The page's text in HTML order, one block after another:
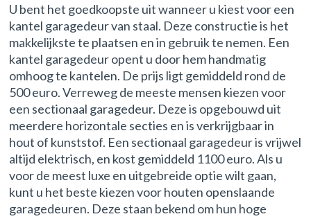
U bent het goedkoopste uit wanneer u kiest voor een
kantel garagedeur van staal. Deze constructie is het
makkelijkste te plaatsen en in gebruik te nemen. Een
kantel garagedeur opent u door hem handmatig
omhoog te kantelen. De prijs ligt gemiddeld rond de
500 euro. Verreweg de meeste mensen kiezen voor
een sectionaal garagedeur. Deze is opgebouwd uit
meerdere horizontale secties en is verkrijgbaar in
hout of kunststof. Een sectionaal garagedeur is vrijwel
altijd elektrisch, en kost gemiddeld 1100 euro. Als u
voor de meest luxe en uitgebreide optie wilt gaan,
kunt u het beste kiezen voor houten openslaande
garagedeuren. Deze staan bekend om hun hoge